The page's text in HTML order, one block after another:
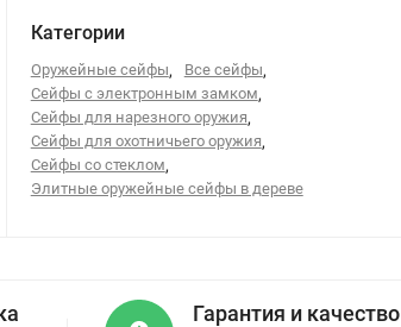
Категории
Оружейные сейфы, Все сейфы,
Сейфы с электронным замком,
Сейфы для нарезного оружия,
Сейфы для охотничьего оружия,
Сейфы со стеклом,
Элитные оружейные сейфы в дереве
Гарантия и качество